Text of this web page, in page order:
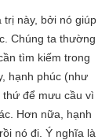
trị này, bởi nó giúp
Chúng ta thường
tìm kiếm trong
hạnh phúc (như
để mưu cầu vì
Hơn nữa, hạnh
nó đi. Ý nghĩa là